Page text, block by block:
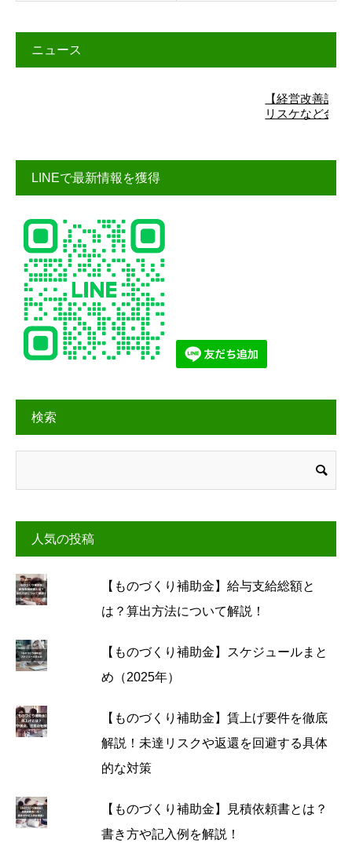
ニュース
【経営改善計画】詳
リスケなど金融機関
LINEで最新情報を獲得
検索
人気の投稿
【ものづくり補助金】給与支給総額と
は？算出方法について解説！
【ものづくり補助金】スケジュールまと
め（2025年）
【ものづくり補助金】賃上げ要件を徹底
解説！未達リスクや返還を回避する具体
的な対策
【ものづくり補助金】見積依頼書とは？
書き方や記入例を解説！